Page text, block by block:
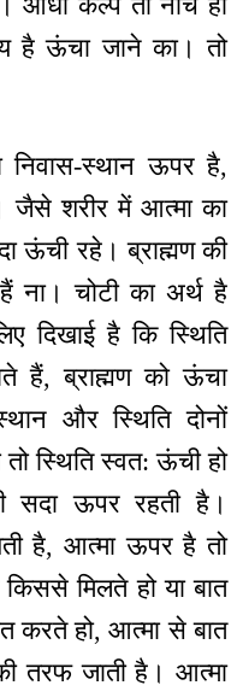
है ऊंचा जाने का। तो
निवास-स्थान ऊपर है,
जैसे शरीर में आत्मा का
ऊंची रहे। ब्राह्मण की
ना। चोटी का अर्थ है
दिखाई है कि स्थिति
हैं, ब्राह्मण को ऊंचा
और स्थिति दोनों
स्थिति स्वत: ऊंची हो
सदा ऊपर रहती है।
है, आत्मा ऊपर है तो
मिलते हो या बात
करते हो, आत्मा से बात
तरफ जाती है। आत्मा